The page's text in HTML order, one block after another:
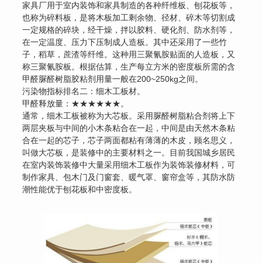
家具厂用于室内装饰和家具制造的各种纤维板、刨花板等，
也称为碎料板，是将木板加工剩余物、径材、碎木等切割成
一定规格的碎块，经干燥，拌以胶料、硬化剂、防水剂等，
在一定温度、压力下压制成人造板。其中还采用了一些竹
子，稻草，蔗渣等纤维。这种用三聚氰胺贴面的人造板，又
称三聚氰胺板。根据估算，生产每立方米的密度板所需的含
甲醛脲醛树脂胶粘剂用量一般在200~250kg之间。
污染物指标排名二：细木工板材。
甲醛释放量：★★★★★★。
通常，细木工板被称为大芯板。采用脲醛树脂粘合剂将上下
两层夹板与中间的小木条粘合在一起，中间是由天然木条粘
合在一起的芯子，芯子两面都粘有薄薄的木皮，顾名思义，
叫做大芯板，是装修中的主要材料之一。目前我国城乡居民
在室内装饰装修中大量采用细木工板作为装饰装修材料，可
制作家具、包木门及门窗套、暖气罩、窗帘盒等，其防水防
潮性能优于刨花板和中密度板。